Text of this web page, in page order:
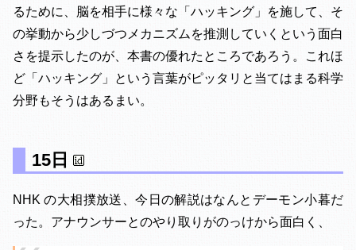
るために、脳を相手に様々な「ハッキング」を施して、そ
の挙動から少しづつメカニズムを推測していくという面白
さを提示したのが、本書の優れたところであろう。これほ
ど「ハッキング」という言葉がピッタリと当てはまる科学
分野もそうはあるまい。
15日
NHK の大相撲放送、今日の解説はなんとデーモン小暮だ
った。アナウンサーとのやり取りがのっけから面白く、